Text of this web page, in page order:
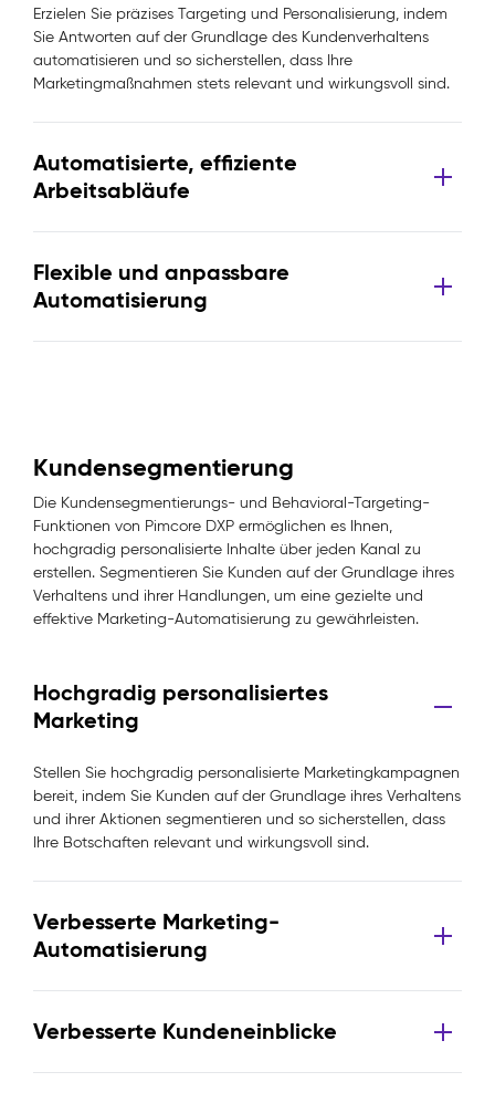
Erzielen Sie präzises Targeting und Personalisierung, indem
Sie Antworten auf der Grundlage des Kundenverhaltens
automatisieren und so sicherstellen, dass Ihre
Marketingmaßnahmen stets relevant und wirkungsvoll sind.
Automatisierte, effiziente
Arbeitsabläufe
Flexible und anpassbare
Automatisierung
Kundensegmentierung
Die Kundensegmentierungs- und Behavioral-Targeting-
Funktionen von Pimcore DXP ermöglichen es Ihnen,
hochgradig personalisierte Inhalte über jeden Kanal zu
erstellen. Segmentieren Sie Kunden auf der Grundlage ihres
Verhaltens und ihrer Handlungen, um eine gezielte und
effektive Marketing-Automatisierung zu gewährleisten.
Hochgradig personalisiertes
Marketing
Stellen Sie hochgradig personalisierte Marketingkampagnen
bereit, indem Sie Kunden auf der Grundlage ihres Verhaltens
und ihrer Aktionen segmentieren und so sicherstellen, dass
Ihre Botschaften relevant und wirkungsvoll sind.
Verbesserte Marketing-
Automatisierung
Verbesserte Kundeneinblicke